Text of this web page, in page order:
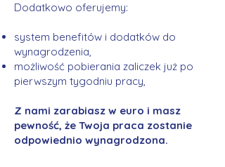
Dodatkowo oferujemy:
system benefitów i dodatków do
wynagrodzenia,
możliwość pobierania zaliczek już po
pierwszym tygodniu pracy,
Z nami zarabiasz w euro i masz
pewność, że Twoja praca zostanie
odpowiednio wynagrodzona.